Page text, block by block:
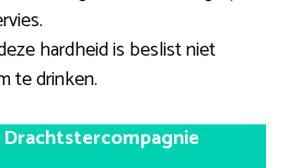
hardheid is beslist niet
te drinken.